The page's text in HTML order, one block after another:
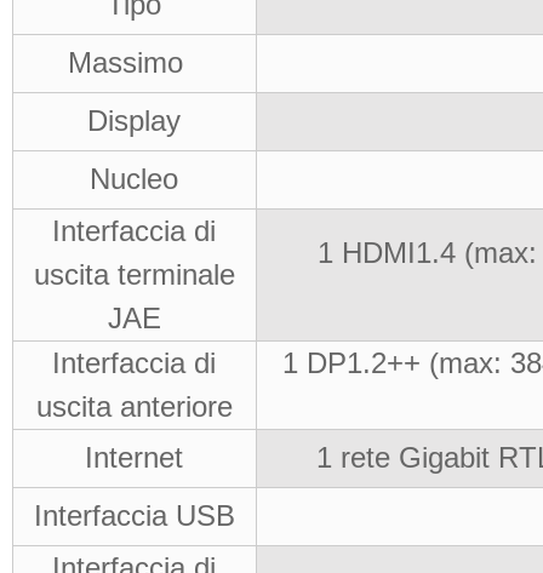
Massimo
Display
Nucleo
Interfaccia di
uscita terminale
JAE
1 HDMI1.4(max:
Interfaccia di
uscita anteriore
1 DP1.2++ (max:
Internet
1 rete Gigabit
Interfaccia USB